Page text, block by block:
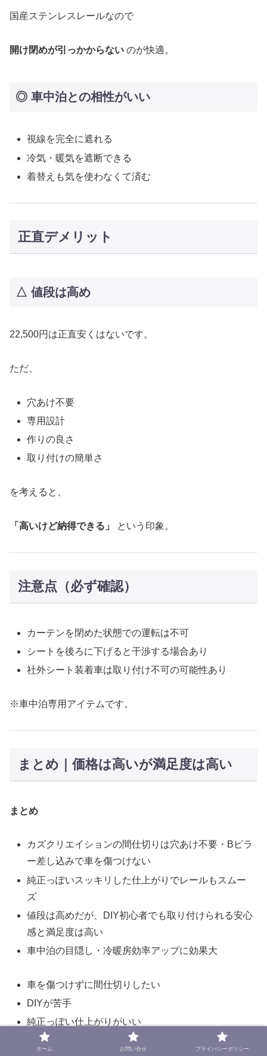
国産ステンレスレールなので
開け閉めが引っかからない のが快適。
◎ 車中泊との相性がいい
視線を完全に遮れる
冷気・暖気を遮断できる
着替えも気を使わなくて済む
正直デメリット
△ 値段は高め
22,500円は正直安くはないです。
ただ、
穴あけ不要
専用設計
作りの良さ
取り付けの簡単さ
を考えると、
「高いけど納得できる」 という印象。
注意点（必ず確認）
カーテンを閉めた状態での運転は不可
シートを後ろに下げると干渉する場合あり
社外シート装着車は取り付け不可の可能性あり
※車中泊専用アイテムです。
まとめ｜価格は高いが満足度は高い
まとめ
カズクリエイションの間仕切りは穴あけ不要・Bピラ
ー差し込みで車を傷つけない
純正っぽいスッキリした仕上がりでレールもスムー
ズ
値段は高めだが、DIY初心者でも取り付けられる安心
感と満足度は高い
車中泊の目隠し・冷暖房効率アップに効果大
車を傷つけずに間仕切りしたい
DIYが苦手
純正っぽい仕上がりがいい
車中泊の快適性を上げたい
ホーム お問い合せ プライバシーポリシー